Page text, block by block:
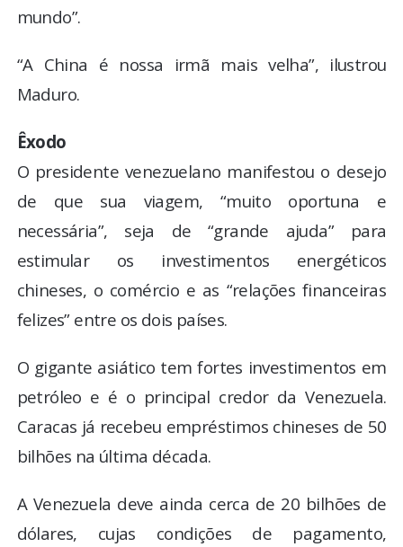
mundo”.
“A China é nossa irmã mais velha”, ilustrou
Maduro.
Êxodo
O presidente venezuelano manifestou o desejo
de que sua viagem, “muito oportuna e
necessária”, seja de “grande ajuda” para
estimular os investimentos energéticos
chineses, o comércio e as “relações financeiras
felizes” entre os dois países.
O gigante asiático tem fortes investimentos em
petróleo e é o principal credor da Venezuela.
Caracas já recebeu empréstimos chineses de 50
bilhões na última década.
A Venezuela deve ainda cerca de 20 bilhões de
dólares, cujas condições de pagamento,